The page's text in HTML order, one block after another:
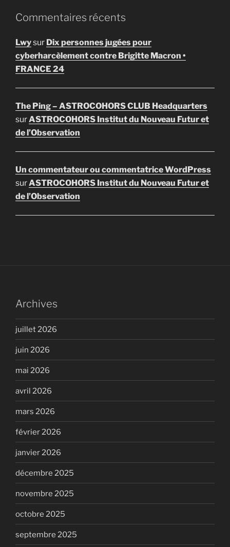
Commentaires récents
Lwysur Dix personnes jugées pour
cyberharcèlement contre Brigitte Macron •
FRANCE 24
The Ping – ASTROCOHORS CLUB Headquarters
surASTROCOHORS Institut du Nouveau Futur et
de l’Observation
Un commentateur ou commentatrice WordPress
surASTROCOHORS Institut du Nouveau Futur et
de l’Observation
Archives
juillet 2026
juin 2026
mai 2026
avril 2026
mars 2026
février 2026
janvier 2026
décembre 2025
novembre 2025
octobre 2025
septembre 2025